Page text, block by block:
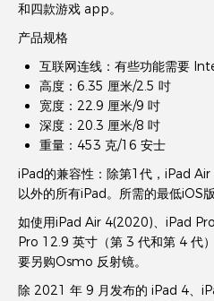
和四款游戏 app。
产品规格
互联网连线：有些功能需要
高度：6.35 厘米/2.5 吋
宽度：22.9 厘米/9 吋
深度：20.3 厘米/8 吋
重量：453 克/16 安士
iPad的兼容性：除第1代，iPad
以外的所有iPad。所需的最低iOS
如使用iPad Air 4(2020)、iPad
Pro 12.9 英寸（第 3 代和第 4 代
要另购Osmo 反射镜。
除 2021 年 9 月发布的 iPad 4、